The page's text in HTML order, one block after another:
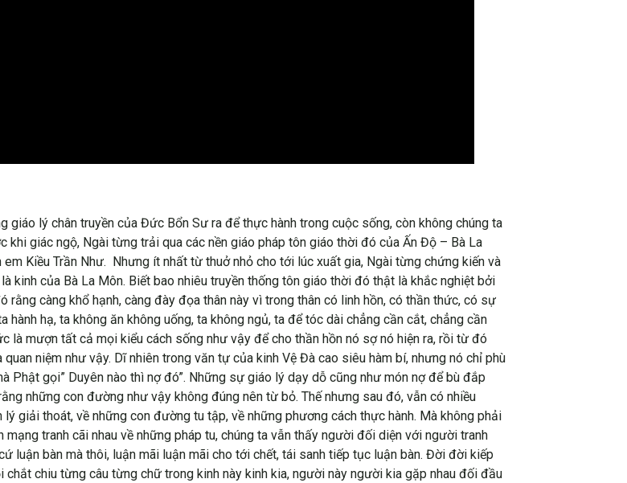
giáo lý chân truyền của Đức Bổn Sư ra để thực hành trong cuộc sống, còn không chúng ta
giác ngộ, Ngài từng trải qua các nền giáo pháp tôn giáo thời đó của Ấn Độ – Bà La
Kiều Trần Như. Nhưng ít nhất từ thuở nhỏ cho tới lúc xuất gia, Ngài từng chứng kiến và
của Bà La Môn. Biết bao nhiêu truyền thống tôn giáo thời đó thật là khắc nghiệt bởi
càng khổ hạnh, càng đày đọa thân này vì trong thân có linh hồn, có thần thức, có sự
hạ, ta không ăn không uống, ta không ngủ, ta để tóc dài chẳng cần cắt, chẳng cần
là mượn tất cả mọi kiểu cách sống như vậy để cho thần hồn nó sợ nó hiện ra, rồi từ đó
niệm như vậy. Dĩ nhiên trong văn tự của kinh Vệ Đà cao siêu hàm bí, nhưng nó chỉ phù
gọi” Duyên nào thì nợ đó”. Những sự giáo lý dạy dỗ cũng như món nợ để bù đắp
những con đường như vậy không đúng nên từ bỏ. Thế nhưng sau đó, vẫn có nhiều
giải thoát, về những con đường tu tập, về những phương cách thực hành. Mà không phải
tranh cãi nhau về những pháp tu, chúng ta vẫn thấy người đối diện với người tranh
luận bàn mà thôi, luận mãi luận mãi cho tới chết, tái sanh tiếp tục luận bàn. Đời đời kiếp
chiu từng câu từng chữ trong kinh này kinh kia, người này người kia gặp nhau đối đầu